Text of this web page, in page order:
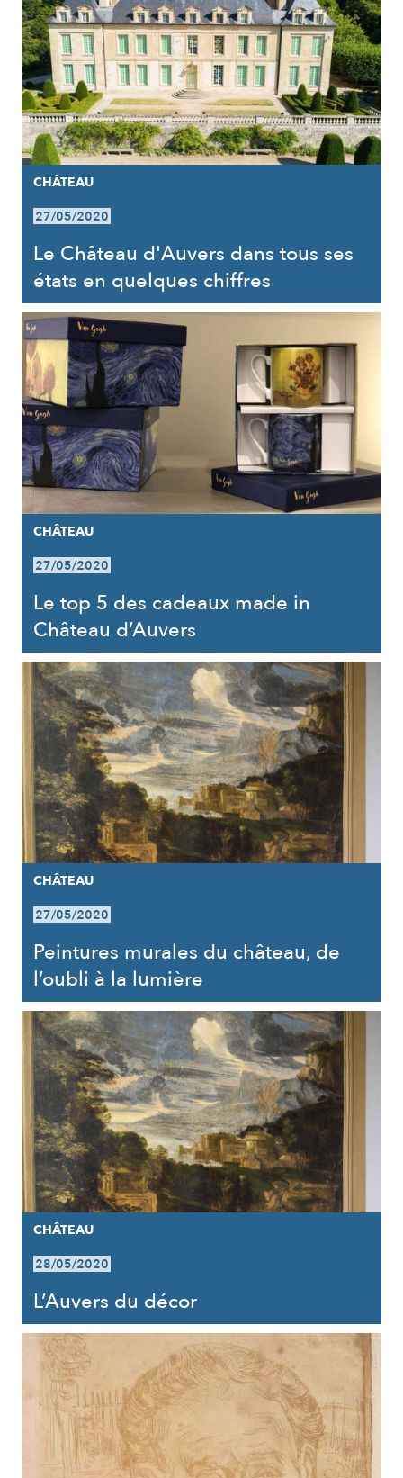
CHÂTEAU
27/05/2020
Le Château d'Auvers dans tous ses
états en quelques chiffres
CHÂTEAU
27/05/2020
Le top 5 des cadeaux made in
Château d’Auvers
CHÂTEAU
27/05/2020
Peintures murales du château, de
l’oubli à la lumière
CHÂTEAU
28/05/2020
L’Auvers du décor